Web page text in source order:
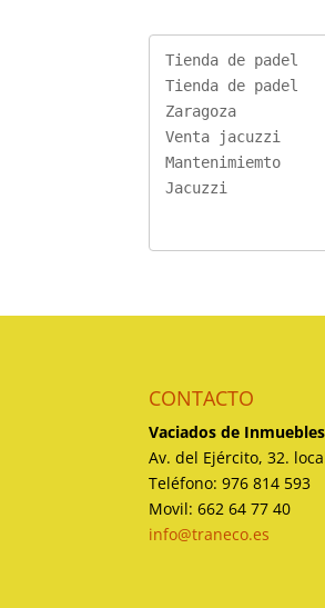
Tienda de padel
Tienda de padel
Zaragoza
Venta jacuzzi
Mantenimiemto
Jacuzzi
CONTACTO
Vaciados de Inmuebles
Av. del Ejército, 32.
Teléfono: 976 814 593
Movil: 662 64 77 40
info@traneco.es